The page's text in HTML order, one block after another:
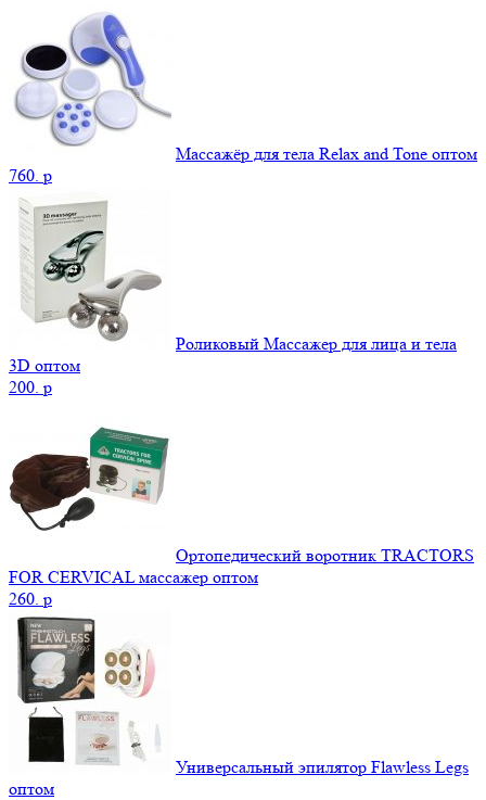
Массажёр для тела Relax and Tone оптом
760. p
Роликовый Массажер для лица и тела
3D оптом
200. p
Ортопедический воротник TRACTORS
FOR CERVICAL массажер оптом
260. p
Универсальный эпилятор Flawless Legs
оптом